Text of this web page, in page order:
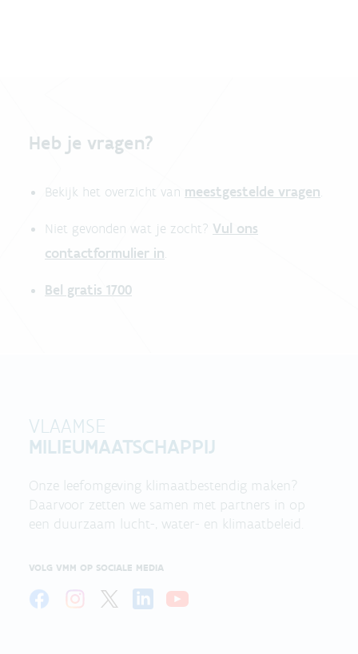
Heb je vragen?
Bekijk het overzicht van meestgestelde vragen.
Niet gevonden wat je zocht? Vul ons
contactformulier in.
Bel gratis 1700
VLAAMSE
MILIEUMAATSCHAPPIJ
Onze leefomgeving klimaatbestendig maken?
Daarvoor zetten we samen met partners in op
een duurzaam lucht-, water- en klimaatbeleid.
VOLG VMM OP SOCIALE MEDIA